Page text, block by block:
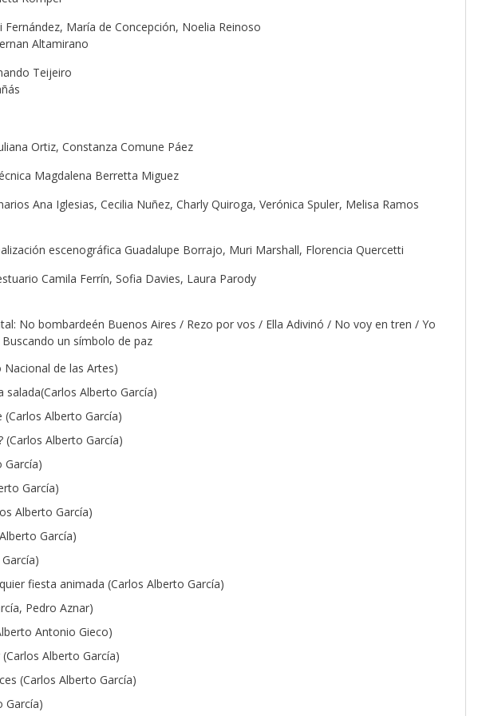
María de Concepción, Noelia Reinoso
Altamirano
Teijeiro
Ortiz, Constanza Comune Páez
Magdalena Berretta Miguez
Ana Iglesias, Cecilia Nuñez, Charly Quiroga, Verónica Spuler, Melisa Ramos
escenográfica Guadalupe Borrajo, Muri Marshall, Florencia Quercetti
Camila Ferrín, Sofia Davies, Laura Parody
No bombardeén Buenos Aires / Rezo por vos / Ella Adivinó / No voy en tren / Yo
un símbolo de paz
de las Artes)
Alberto García)
Alberto García)
Alberto García)
García)
García)
Alberto García)
García)
fiesta animada (Carlos Alberto García)
Pedro Aznar)
Antonio Gieco)
Alberto García)
(Carlos Alberto García)
García)